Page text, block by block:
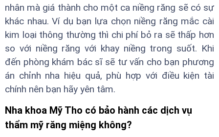
nhân mà giá thành cho một ca niềng răng sẽ có sự
khác nhau. Ví dụ bạn lựa chọn niềng răng mắc cài
kim loại thông thường thì chi phí bỏ ra sẽ thấp hơn
so với niềng răng với khay niềng trong suốt. Khi
đến phòng khám bác sĩ sẽ tư vấn cho bạn phương
án chỉnh nha hiệu quả, phù hợp với điều kiện tài
chính nên bạn hãy yên tâm.
Nha khoa Mỹ Tho có bảo hành các dịch vụ
thẩm mỹ răng miệng không?